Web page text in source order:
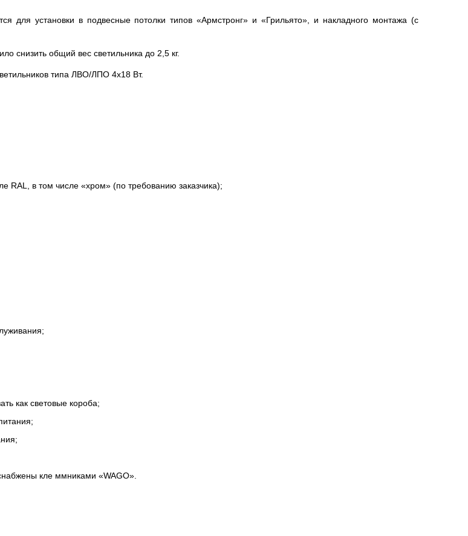
для установки в подвесные потолки типов «Армстронг» и «Грильято», и накладного монтажа (с
снизить общий вес светильника до 2,5 кг.
типа ЛВО/ЛПО 4х18 Вт.
RAL, в том числе «хром» (по требованию заказчика);
как световые короба;
кле ммниками «WAGO».